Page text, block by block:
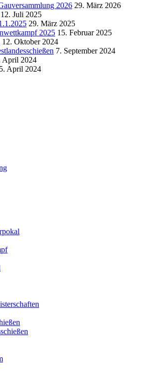
2026 29. März 2026
12. Juli 2025
29. März 2025
2025 15. Februar 2025
12. Oktober 2024
7. September 2024
April 2024
April 2024